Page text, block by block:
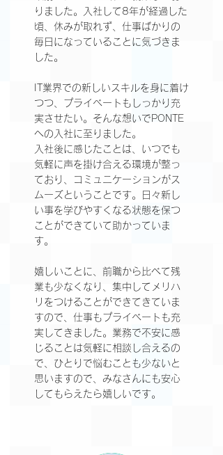
りました。入社して8年が経過した
頃、休みが取れず、仕事ばかりの
毎日になっていることに気づきま
した。
IT業界での新しいスキルを身に着け
つつ、プライベートもしっかり充
実させたい。そんな想いでPONTE
への入社に至りました。
入社後に感じたことは、いつでも
気軽に声を掛け合える環境が整っ
ており、コミュニケーションがス
ムーズということです。日々新し
い事を学びやすくなる状態を保つ
ことができていて助かっていま
す。
嬉しいことに、前職から比べて残
業も少なくなり、集中してメリハ
リをつけることができてきていま
すので、仕事もプライベートも充
実してきました。業務で不安に感
じることは気軽に相談し合えるの
で、ひとりで悩むことも少ないと
思いますので、みなさんにも安心
してもらえたら嬉しいです。